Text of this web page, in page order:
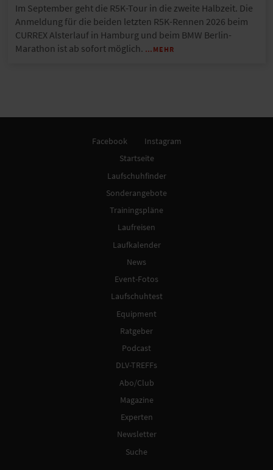
Im September geht die R5K-Tour in die zweite Halbzeit. Die
Anmeldung für die beiden letzten R5K-Rennen 2026 beim
CURREX Alsterlauf in Hamburg und beim BMW Berlin-
Marathon ist ab sofort möglich. …MEHR
Facebook
Instagram
Startseite
Laufschuhfinder
Sonderangebote
Trainingspläne
Laufreisen
Laufkalender
News
Event-Fotos
Laufschuhtest
Equipment
Ratgeber
Podcast
DLV-TREFFs
Abo/Club
Magazine
Experten
Newsletter
Suche